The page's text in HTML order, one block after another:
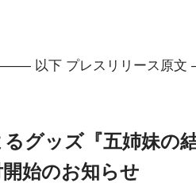
以下 プレスリリース原
グッズ『五姉妹の
始のお知らせ